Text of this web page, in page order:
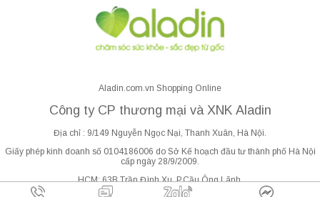
Aladin.com.vn Shopping Online
Công ty CP thương mại và XNK Aladin
Địa chỉ : 9/149 Nguyễn Ngọc Nại, Thanh Xuân, Hà Nội.
Giấy phép kinh doanh số 0104186006 do Sở Kế hoạch đầu tư thành phố Hà Nội
cấp ngày 28/9/2009.
HCM: 63B Trần Đình Xu, P.Cầu Ông Lãnh.